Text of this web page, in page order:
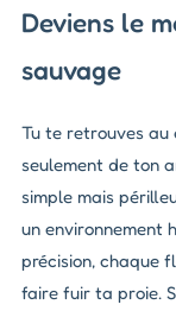
Deviens le
sauvage
Tu te retrouves
seulement de ton
simple mais
un environnement
précision, chaque
faire fuir ta proie.